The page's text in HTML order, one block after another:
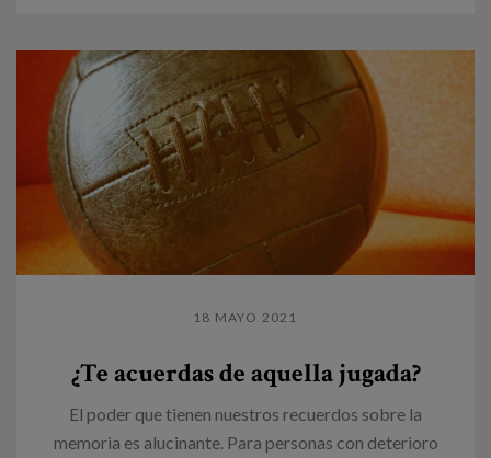
18 MAYO 2021
¿Te acuerdas de aquella jugada?
El poder que tienen nuestros recuerdos sobre la
memoria es alucinante. Para personas con deterioro